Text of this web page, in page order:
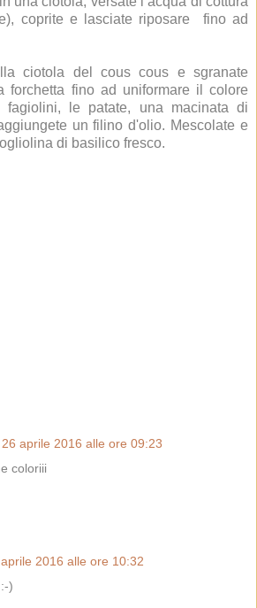
coprite e lasciate riposare fino ad
ciotola del cous cous e sgranate
forchetta fino ad uniformare il colore
fagiolini, le patate, una macinata di
un filino d'olio. Mescolate e
di basilico fresco.
26 aprile 2016 alle ore 09:23
coloriii
2016 alle ore 10:32
)